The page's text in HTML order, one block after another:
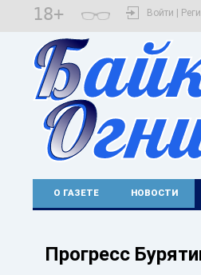
18+ Войти |
О ГАЗЕТЕ НОВОСТИ
Прогресс